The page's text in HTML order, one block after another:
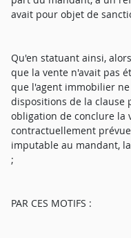
avait pour objet de
Qu'en statuant ainsi,
que la vente n'avait pas
que l'agent immobilier
dispositions de la clause
obligation de conclure la
contractuellement
imputable au mandant,
;
PAR CES MOTIFS :